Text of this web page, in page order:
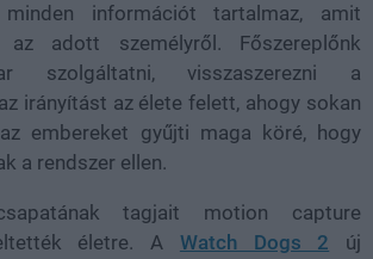
információt tartalmaz, amit
adott személyről. Főszereplőnk
szolgáltatni, visszaszerezni a
irányítást az élete felett, ahogy sokan
embereket gyűjti maga köré, hogy
a rendszer ellen.
tagjait motion capture
életre. A Watch Dogs 2 új